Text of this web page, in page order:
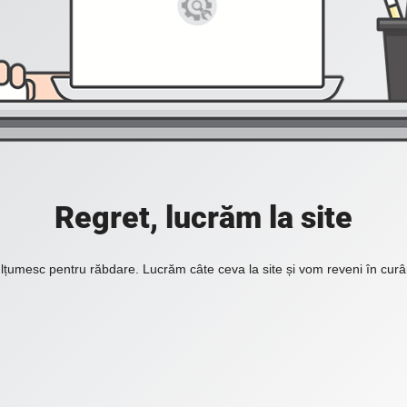
Regret, lucrăm la site
pentru răbdare. Lucrăm câte ceva la site și vom reveni în